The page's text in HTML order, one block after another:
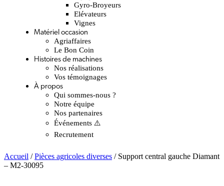
Gyro-Broyeurs
Elévateurs
Vignes
Matériel occasion
Agriaffaires
Le Bon Coin
Histoires de machines
Nos réalisations
Vos témoignages
À propos
Qui sommes-nous ?
Notre équipe
Nos partenaires
Événements ⚠️
Recrutement
Accueil /Pièces agricoles diverses / Support central gauche Diamant
– M2-30095